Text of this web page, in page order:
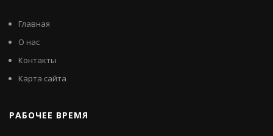
Главная
О нас
Контакты
Карта сайта
РАБОЧЕЕ ВРЕМЯ